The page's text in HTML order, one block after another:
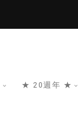
★ 20週年 ★